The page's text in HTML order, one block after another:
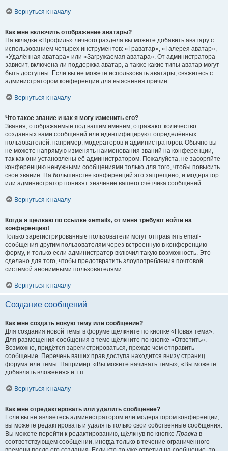
Вернуться к началу
Как мне включить отображение аватары?
На вкладке «Профиль» личного раздела вы можете добавить аватару с
использованием четырёх инструментов: «Граватар», «Галерея аватар»,
«Удалённая аватара» или «Загружаемая аватара». От администратора
зависит, включена ли поддержка аватар, а также какие типы аватар могут
быть доступны. Если вы не можете использовать аватары, свяжитесь с
администратором конференции для выяснения причин.
Вернуться к началу
Что такое звание и как я могу изменить его?
Звания, отображаемые под вашим именем, отражают количество
созданных вами сообщений или идентифицируют определённых
пользователей: например, модераторов и администраторов. Обычно вы
не можете напрямую изменять наименования званий на конференции,
так как они установлены её администратором. Пожалуйста, не засоряйте
конференцию ненужными сообщениями только для того, чтобы повысить
своё звание. На большинстве конференций это запрещено, и модератор
или администратор понизят значение вашего счётчика сообщений.
Вернуться к началу
Когда я щёлкаю по ссылке «email», от меня требуют войти на
конференцию!
Только зарегистрированные пользователи могут отправлять email-
сообщения другим пользователям через встроенную в конференцию
форму, и только если администратор включил такую возможность. Это
сделано для того, чтобы предотвратить злоупотребления почтовой
системой анонимными пользователями.
Вернуться к началу
Создание сообщений
Как мне создать новую тему или сообщение?
Для создания новой темы в форуме щёлкните по кнопке «Новая тема».
Для размещения сообщения в теме щёлкните по кнопке «Ответить».
Возможно, придётся зарегистрироваться, прежде чем отправить
сообщение. Перечень ваших прав доступа находится внизу страниц
форума или темы. Например: «Вы можете начинать темы», «Вы можете
добавлять вложения» и т.п.
Вернуться к началу
Как мне отредактировать или удалить сообщение?
Если вы не являетесь администратором или модератором конференции,
вы можете редактировать и удалять только свои собственные сообщения.
Вы можете перейти к редактированию, щёлкнув по кнопке Правка в
соответствующем сообщении, иногда только в течение ограниченного